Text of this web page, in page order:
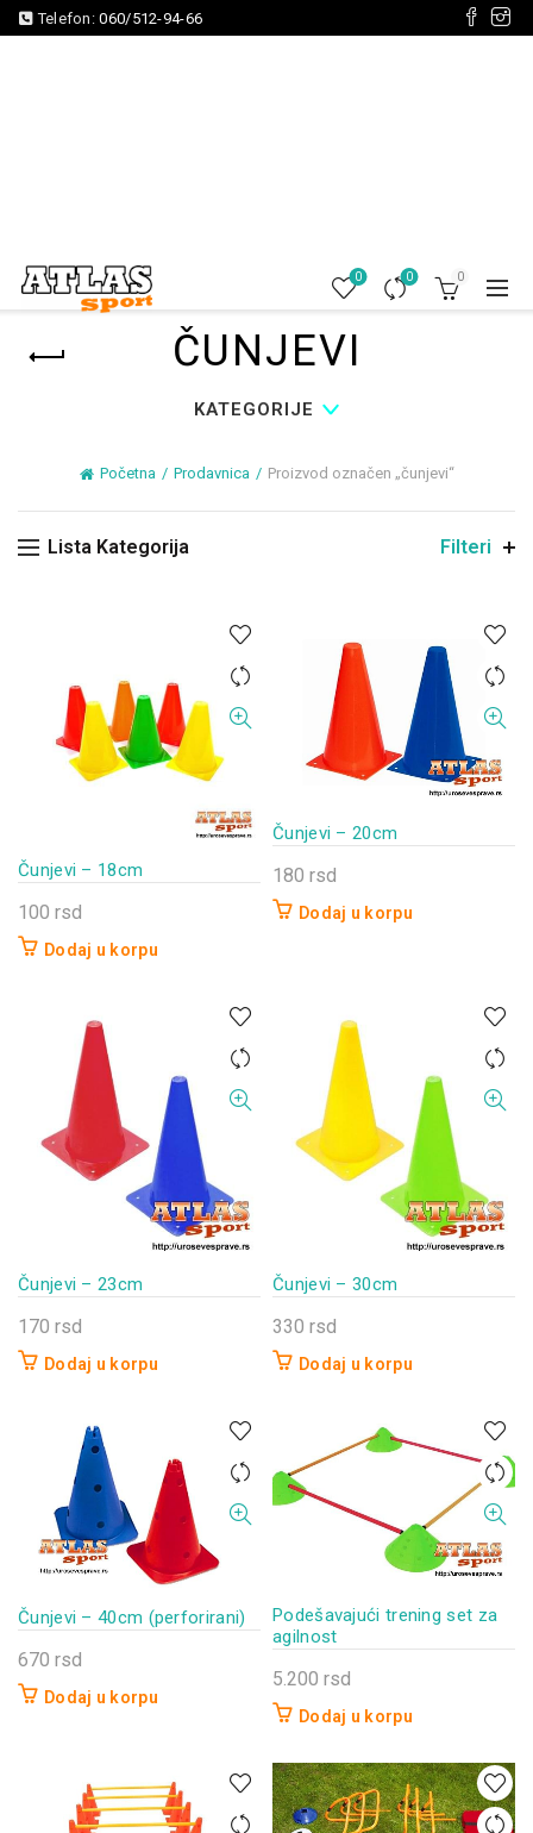
Telefon:060/512-94-66
0 0 0
ČUNJEVI
KATEGORIJE
Početna Prodavnica Proizvod označen „čunjevi“
Lista Kategorija Filteri
Čunjevi – 18cm
100 rsd
Dodaj u korpu
Čunjevi – 20cm
180 rsd
Dodaj u korpu
Čunjevi – 23cm
170 rsd
Dodaj u korpu
Čunjevi – 30cm
330 rsd
Dodaj u korpu
Čunjevi – 40cm (perforirani)
670 rsd
Dodaj u korpu
Podešavajući trening set za
agilnost
5.200 rsd
Dodaj u korpu